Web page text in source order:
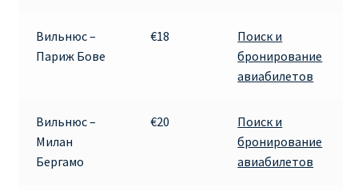
КАК НАЙТИ ДЕШЕВЫЙ БИЛЕТ
КУПИТЬ АВИАБИЛЕТЫ ДЕШЕВО
Вильнюс –
Париж Бове
€18
Поиск и
бронирование
авиабилетов
Вильнюс –
Милан
Бергамо
€20
Поиск и
бронирование
авиабилетов